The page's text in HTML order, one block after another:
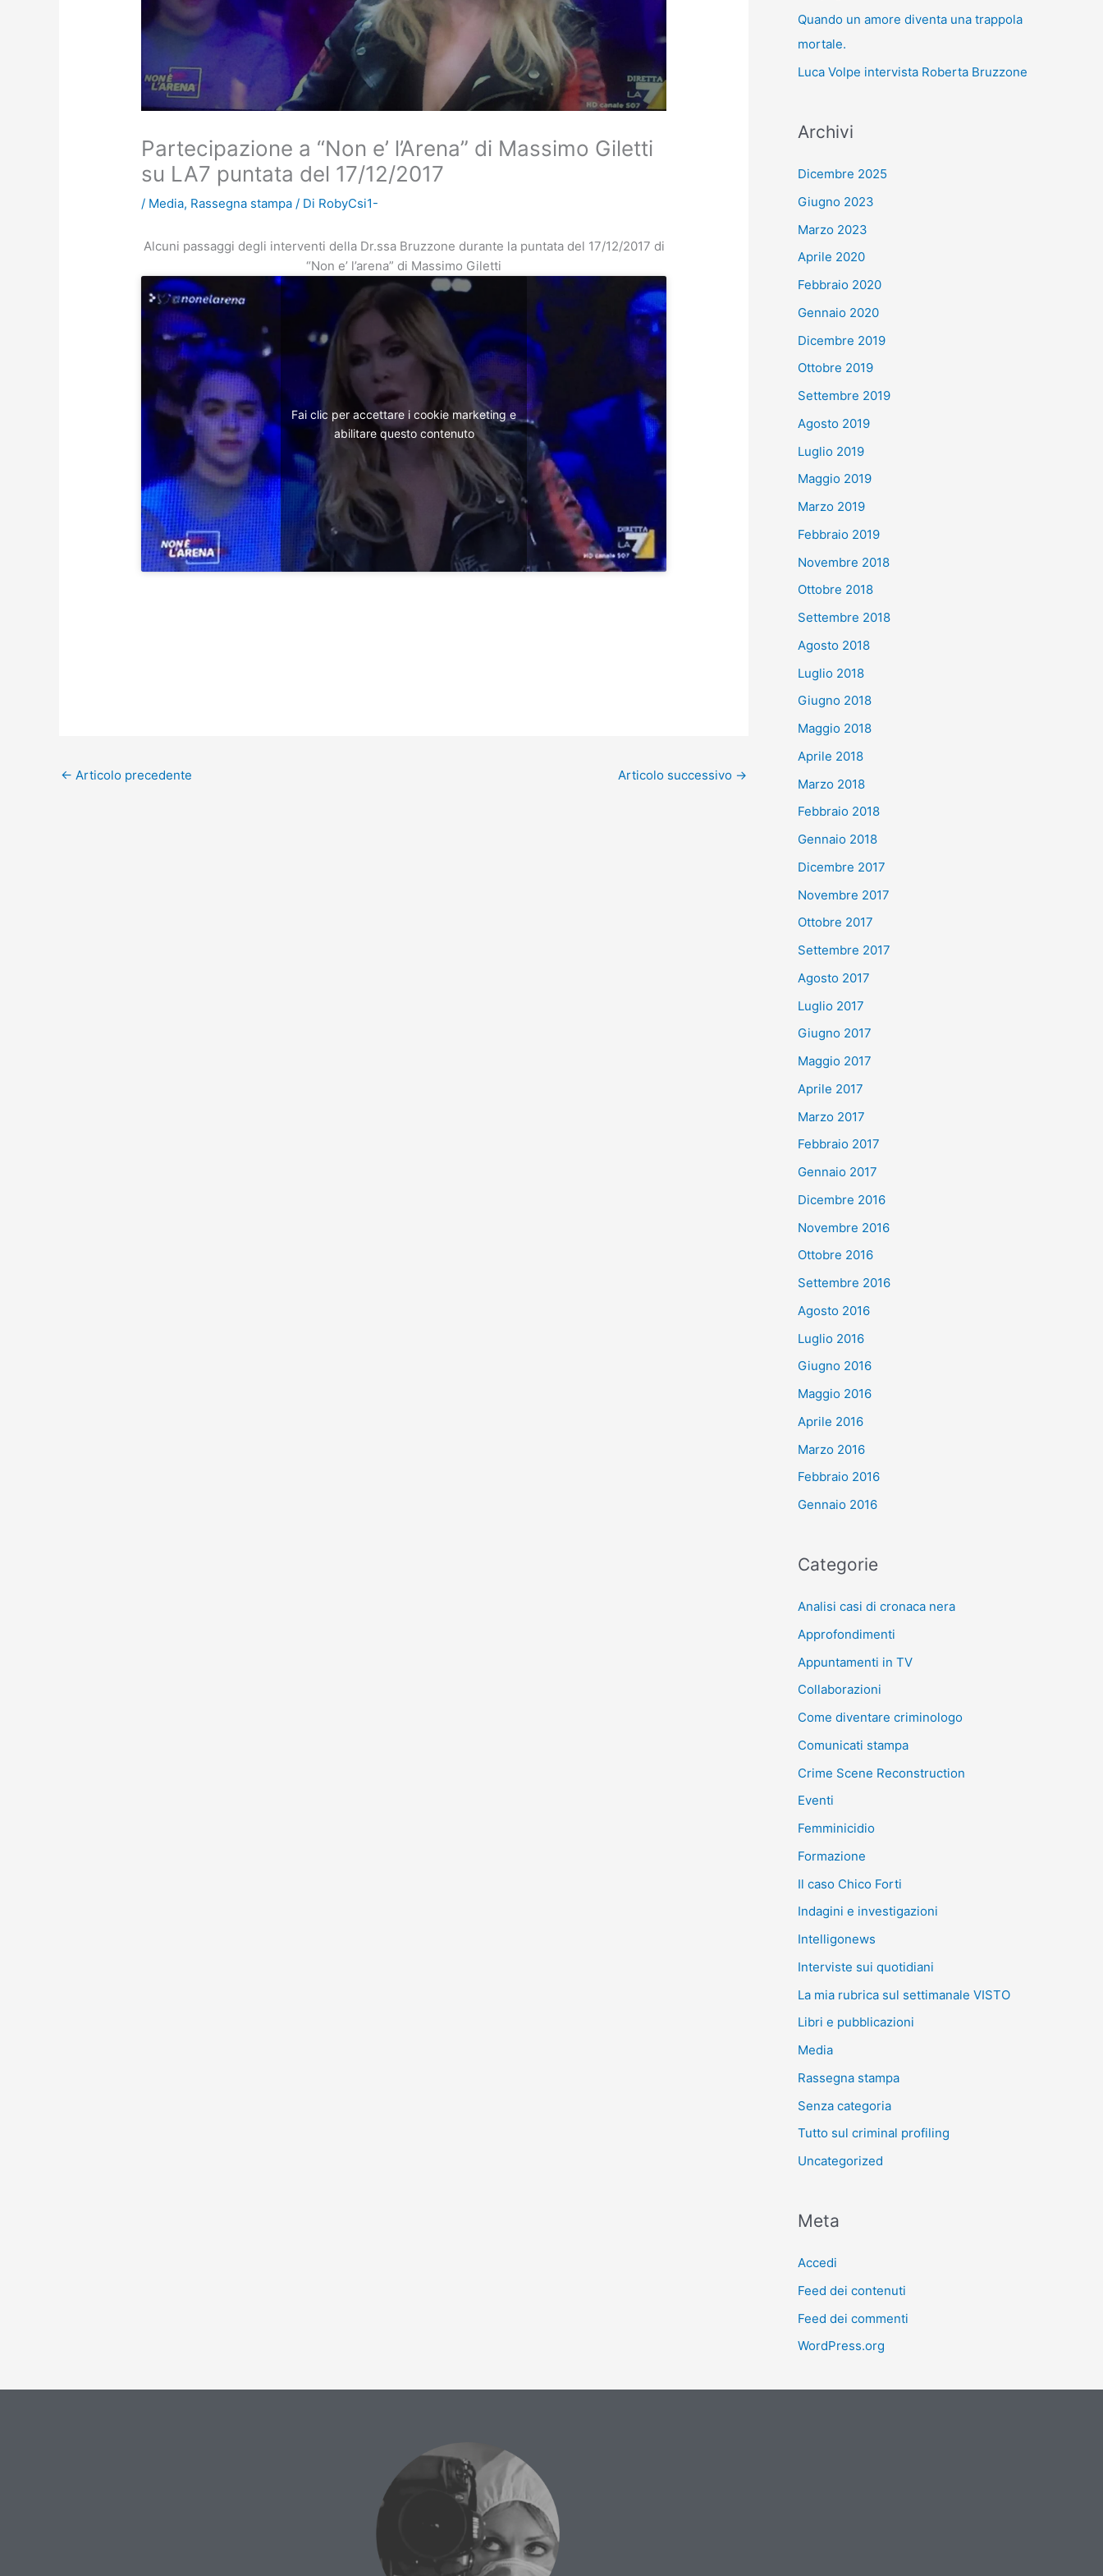
Partecipazione a “Non e’ l’Arena” di Massimo Giletti
su LA7 puntata del 17/12/2017
/ Media, Rassegna stampa / Di RobyCsi1-
Alcuni passaggi degli interventi della Dr.ssa Bruzzone durante la puntata del 17/12/2017 di
“Non e’ l’arena” di Massimo Giletti
Fai clic per accettare i cookie marketing e
abilitare questo contenuto
← Articolo precedente Articolo successivo →
Quando un amore diventa una trappola
mortale.
Luca Volpe intervista Roberta Bruzzone
Archivi
Dicembre 2025
Giugno 2023
Marzo 2023
Aprile 2020
Febbraio 2020
Gennaio 2020
Dicembre 2019
Ottobre 2019
Settembre 2019
Agosto 2019
Luglio 2019
Maggio 2019
Marzo 2019
Febbraio 2019
Novembre 2018
Ottobre 2018
Settembre 2018
Agosto 2018
Luglio 2018
Giugno 2018
Maggio 2018
Aprile 2018
Marzo 2018
Febbraio 2018
Gennaio 2018
Dicembre 2017
Novembre 2017
Ottobre 2017
Settembre 2017
Agosto 2017
Luglio 2017
Giugno 2017
Maggio 2017
Aprile 2017
Marzo 2017
Febbraio 2017
Gennaio 2017
Dicembre 2016
Novembre 2016
Ottobre 2016
Settembre 2016
Agosto 2016
Luglio 2016
Giugno 2016
Maggio 2016
Aprile 2016
Marzo 2016
Febbraio 2016
Gennaio 2016
Categorie
Analisi casi di cronaca nera
Approfondimenti
Appuntamenti in TV
Collaborazioni
Come diventare criminologo
Comunicati stampa
Crime Scene Reconstruction
Eventi
Femminicidio
Formazione
Il caso Chico Forti
Indagini e investigazioni
Intelligonews
Interviste sui quotidiani
La mia rubrica sul settimanale VISTO
Libri e pubblicazioni
Media
Rassegna stampa
Senza categoria
Tutto sul criminal profiling
Uncategorized
Meta
Accedi
Feed dei contenuti
Feed dei commenti
WordPress.org